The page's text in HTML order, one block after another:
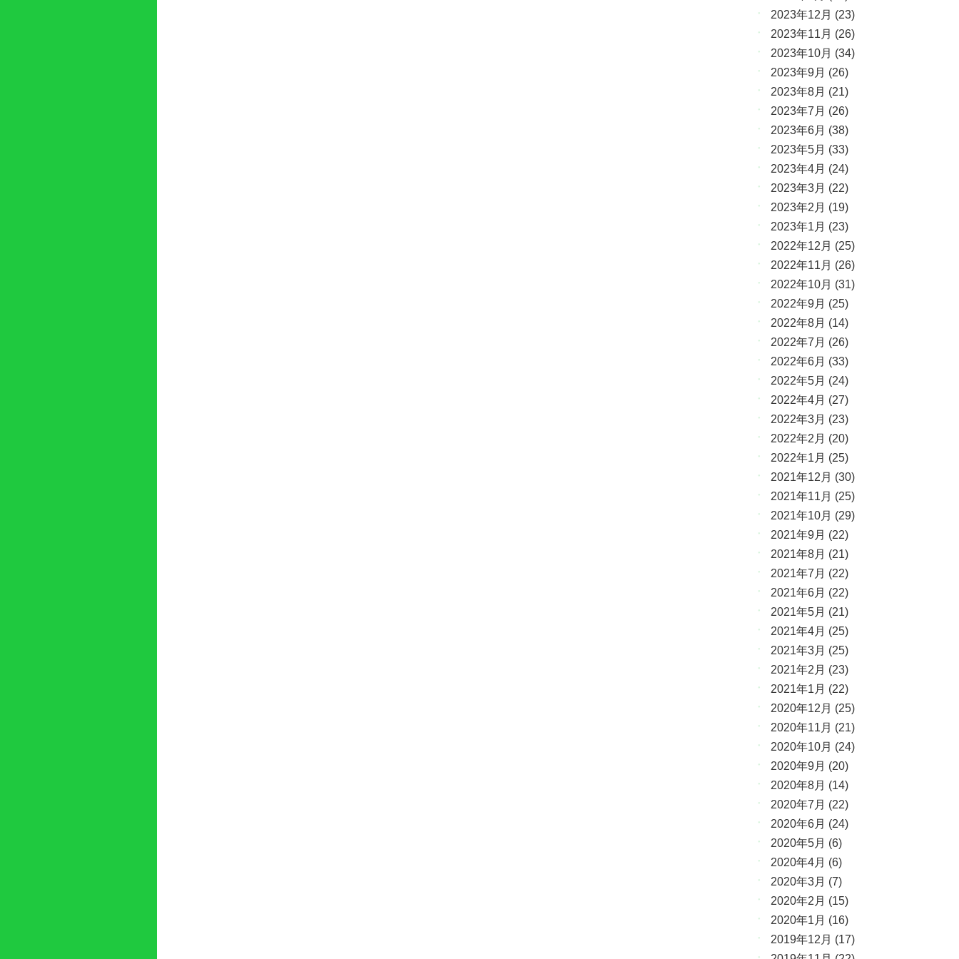
2023年12月 (23)
2023年11月 (26)
2023年10月 (34)
2023年9月 (26)
2023年8月 (21)
2023年7月 (26)
2023年6月 (38)
2023年5月 (33)
2023年4月 (24)
2023年3月 (22)
2023年2月 (19)
2023年1月 (23)
2022年12月 (25)
2022年11月 (26)
2022年10月 (31)
2022年9月 (25)
2022年8月 (14)
2022年7月 (26)
2022年6月 (33)
2022年5月 (24)
2022年4月 (27)
2022年3月 (23)
2022年2月 (20)
2022年1月 (25)
2021年12月 (30)
2021年11月 (25)
2021年10月 (29)
2021年9月 (22)
2021年8月 (21)
2021年7月 (22)
2021年6月 (22)
2021年5月 (21)
2021年4月 (25)
2021年3月 (25)
2021年2月 (23)
2021年1月 (22)
2020年12月 (25)
2020年11月 (21)
2020年10月 (24)
2020年9月 (20)
2020年8月 (14)
2020年7月 (22)
2020年6月 (24)
2020年5月 (6)
2020年4月 (6)
2020年3月 (7)
2020年2月 (15)
2020年1月 (16)
2019年12月 (17)